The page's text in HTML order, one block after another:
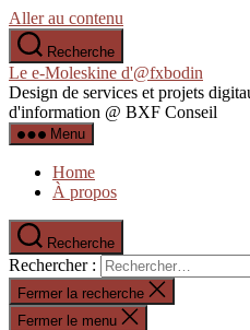
Aller au contenu
Recherche
Le e-Moleskine d'@fxbodin
Design de services et projets
d'information @ BXF Conseil
Menu
Home
À propos
Recherche
Rechercher :
Fermer la recherche
Fermer le menu